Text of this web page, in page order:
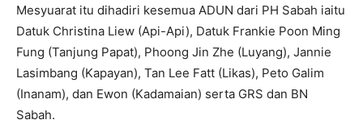
Mesyuarat itu dihadiri kesemua ADUN dari PH Sabah iaitu
Datuk Christina Liew (Api-Api), Datuk Frankie Poon Ming
Fung (Tanjung Papat), Phoong Jin Zhe (Luyang), Jannie
Lasimbang (Kapayan), Tan Lee Fatt (Likas), Peto Galim
(Inanam), dan Ewon (Kadamaian) serta GRS dan BN
Sabah.